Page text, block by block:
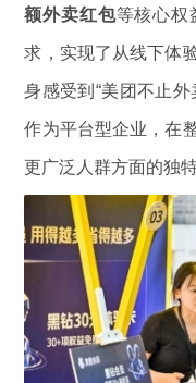
额外卖红包等核心权
求，实现了从线下体
身感受到“美团不止
作为平台型企业，在
更广泛人群方面的独特